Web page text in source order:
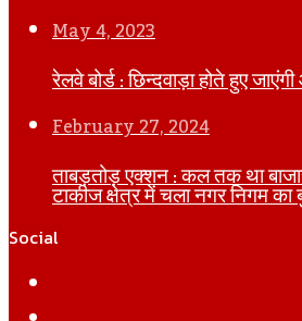
May 4, 2023
रेलवे बोर्ड : छिन्दवाड़ा होते हुए
February 27, 2024
ताबड़तोड़ एक्शन : कल तक था
टाकीज क्षेत्र में चला नगर निगम
Social